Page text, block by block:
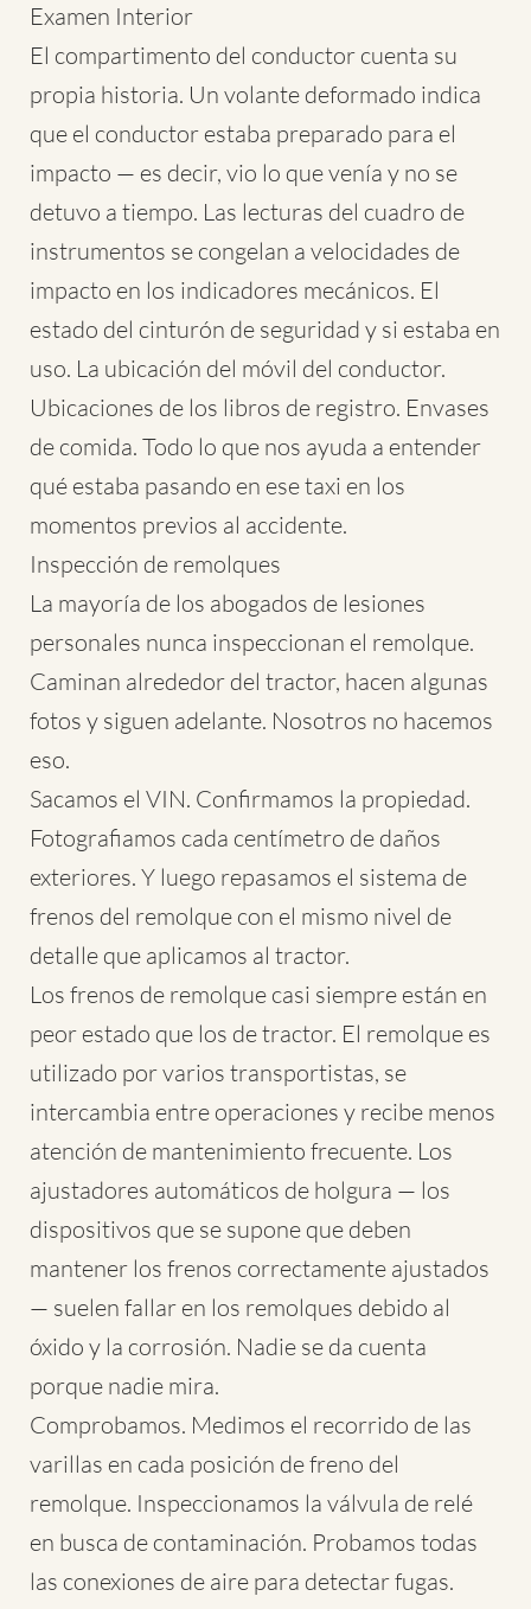
Examen Interior
El compartimento del conductor cuenta su
propia historia. Un volante deformado indica
que el conductor estaba preparado para el
impacto — es decir, vio lo que venía y no se
detuvo a tiempo. Las lecturas del cuadro de
instrumentos se congelan a velocidades de
impacto en los indicadores mecánicos. El
estado del cinturón de seguridad y si estaba en
uso. La ubicación del móvil del conductor.
Ubicaciones de los libros de registro. Envases
de comida. Todo lo que nos ayuda a entender
qué estaba pasando en ese taxi en los
momentos previos al accidente.
Inspección de remolques
La mayoría de los abogados de lesiones
personales nunca inspeccionan el remolque.
Caminan alrededor del tractor, hacen algunas
fotos y siguen adelante. Nosotros no hacemos
eso.
Sacamos el VIN. Confirmamos la propiedad.
Fotografiamos cada centímetro de daños
exteriores. Y luego repasamos el sistema de
frenos del remolque con el mismo nivel de
detalle que aplicamos al tractor.
Los frenos de remolque casi siempre están en
peor estado que los de tractor. El remolque es
utilizado por varios transportistas, se
intercambia entre operaciones y recibe menos
atención de mantenimiento frecuente. Los
ajustadores automáticos de holgura — los
dispositivos que se supone que deben
mantener los frenos correctamente ajustados
— suelen fallar en los remolques debido al
óxido y la corrosión. Nadie se da cuenta
porque nadie mira.
Comprobamos. Medimos el recorrido de las
varillas en cada posición de freno del
remolque. Inspeccionamos la válvula de relé
en busca de contaminación. Probamos todas
las conexiones de aire para detectar fugas.